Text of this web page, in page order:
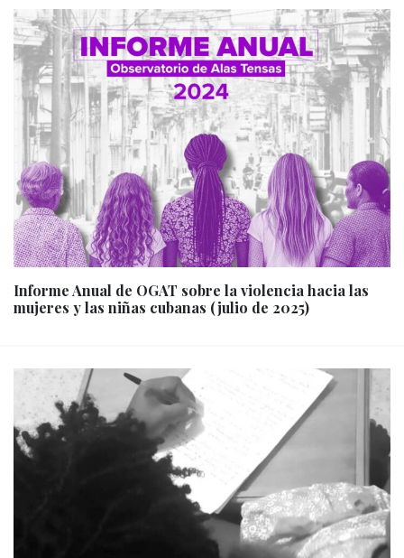
Informe Anual de OGAT sobre la violencia hacia las
mujeres y las niñas cubanas (julio de 2025)